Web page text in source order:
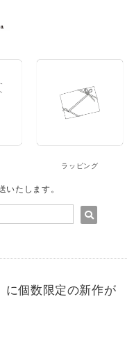
ラッピング
たします。
に個数限定の新作が